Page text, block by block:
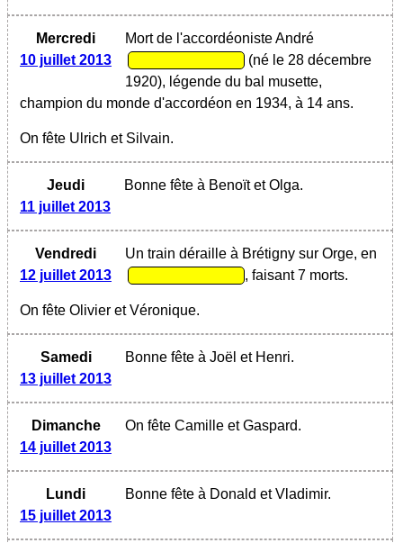
Mercredi
10 juillet 2013
Mort de l'accordéoniste André
(né le 28 décembre
1920), légende du bal musette,
champion du monde d'accordéon en 1934, à 14 ans.
On fête Ulrich et Silvain.
Jeudi
11 juillet 2013
Bonne fête à Benoït et Olga.
Vendredi
12 juillet 2013
Un train déraille à Brétigny sur Orge, en
, faisant 7 morts.
On fête Olivier et Véronique.
Samedi
13 juillet 2013
Bonne fête à Joël et Henri.
Dimanche
14 juillet 2013
On fête Camille et Gaspard.
Lundi
15 juillet 2013
Bonne fête à Donald et Vladimir.